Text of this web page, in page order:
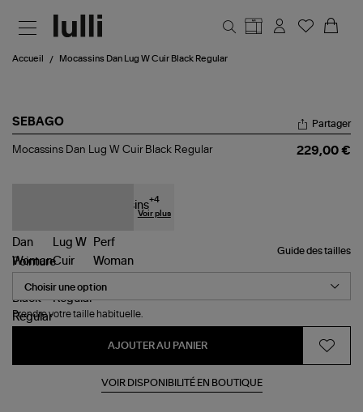
Accueil Mocassins Dan Lug W Cuir Black Regular
SEBAGO
Mocassins
Partager
Mocassins Dan Lug W Cuir Black Regular 229,00 €
+4
Voir plus
Guide des tailles
Pointure
Prendre votre taille habituelle.
AJOUTER AU PANIER
VOIR DISPONIBILITÉ EN BOUTIQUE